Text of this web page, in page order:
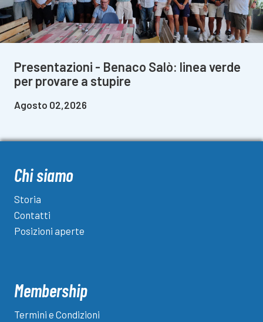
Presentazioni - Benaco Salò: linea verde
per provare a stupire
Agosto 02,2026
Chi siamo
Storia
Contatti
Posizioni aperte
Membership
Termini e Condizioni